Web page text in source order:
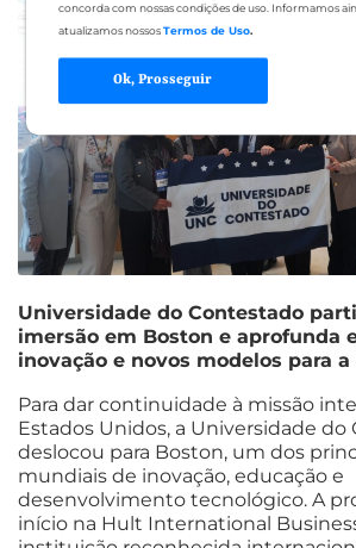
concorda com nossas condições de uso. Informamos
atualizamos nossosTermos de Uso.
Ok, Prosseguir
Universidade do Contestado
imersão em Boston e aprofunda
inovação e novos modelos para a
Para dar continuidade à missão
Estados Unidos, a Universidade do
deslocou para Boston, um dos
mundiais de inovação, educação e
desenvolvimento tecnológico. A
início na Hult International